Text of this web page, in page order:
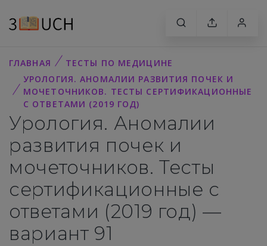
ГЛАВНАЯ
ТЕСТЫ ПО МЕДИЦИНЕ
УРОЛОГИЯ. АНОМАЛИИ РАЗВИТИЯ ПОЧЕК И
МОЧЕТОЧНИКОВ. ТЕСТЫ СЕРТИФИКАЦИОННЫЕ
С ОТВЕТАМИ (2019 ГОД)
Урология. Аномалии
развития почек и
мочеточников. Тесты
сертификационные с
ответами (2019 год) —
вариант 91